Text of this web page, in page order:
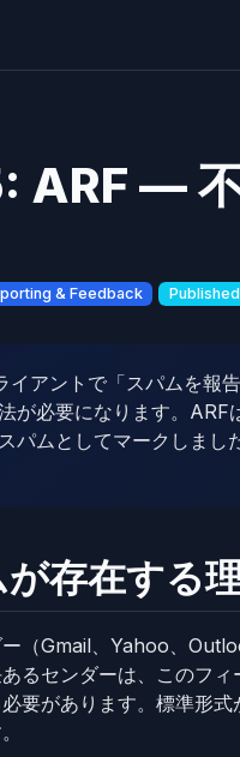
ARF —
& Feedback
イアントで「スパムを報
が必要になります。
パムとしてマークしま
存在する
（Gmail、Yahoo、
るセンダーは、このフ
要があります。標準形